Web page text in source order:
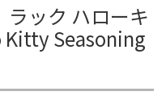
ック ハローキ
Kitty Seasoning